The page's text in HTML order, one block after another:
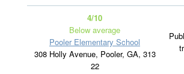
4/10
Below average
Pooler Elementary School
308 Holly Avenue, Pooler, GA, 313
22